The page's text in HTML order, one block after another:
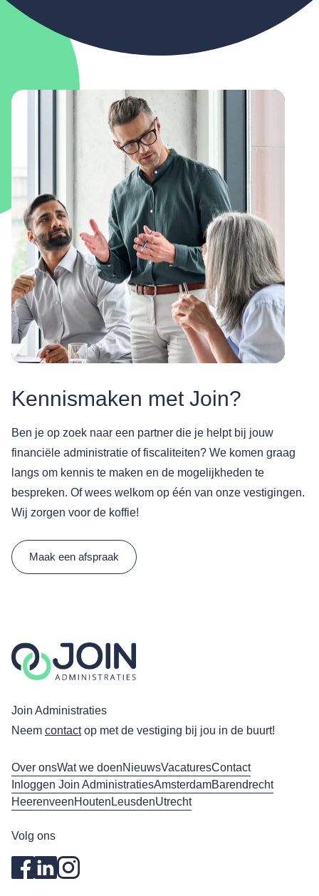
Kennismaken met Join?
Ben je op zoek naar een partner die je helpt bij jouw
financiële administratie of fiscaliteiten? We komen graag
langs om kennis te maken en de mogelijkheden te
bespreken. Of wees welkom op één van onze vestigingen.
Wij zorgen voor de koffie!
Maak een afspraak
Join Administraties
Neem contactop met de vestiging bij jou in de buurt!
Over onsWat we doenNieuwsVacaturesContact
Inloggen Join AdministratiesAmsterdamBarendrecht
HeerenveenHouten LeusdenUtrecht
Volg ons